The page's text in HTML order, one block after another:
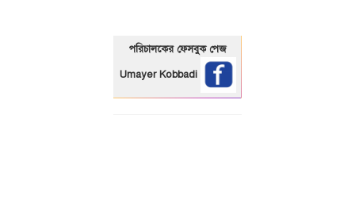
পরিচালকের ফেসবুক পেজ
Umayer Kobbadi